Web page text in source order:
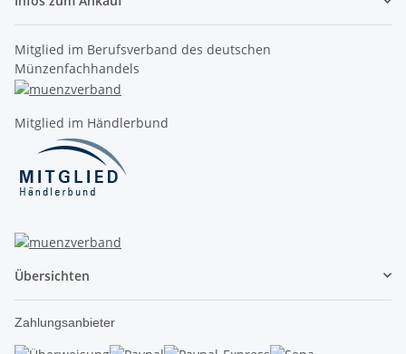
Mitglied im Berufsverband des deutschen
Münzenfachhandels
Mitglied im Händlerbund
Übersichten
Zahlungsanbieter